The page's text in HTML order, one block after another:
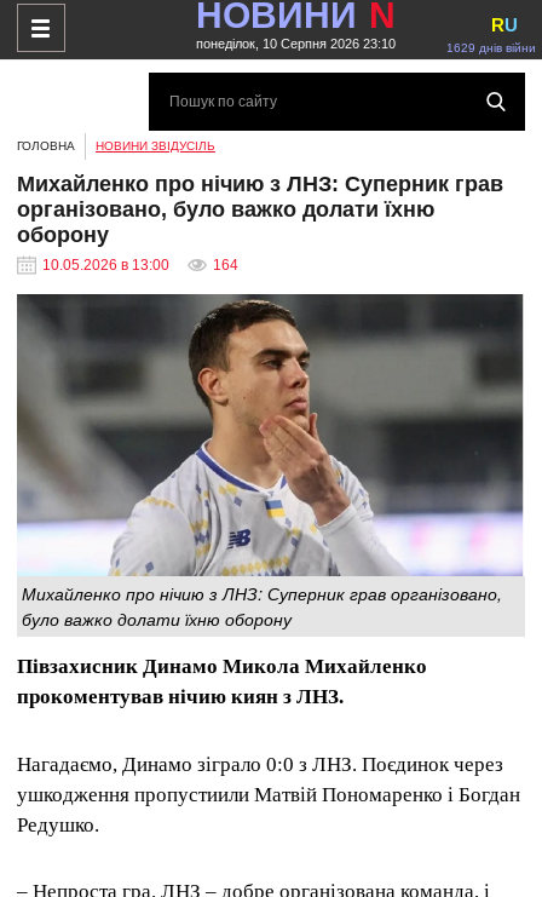
НОВИНИ N
понеділок, 10 Серпня 2026 23:10 1629 днів війни
RU
ГОЛОВНА НОВИНИ ЗВІДУСІЛЬ
Михайленко про нічию з ЛНЗ: Суперник грав
організовано, було важко долати їхню
оборону
10.05.2026 в 13:00 164
Михайленко про нічию з ЛНЗ: Суперник грав організовано,
було важко долати їхню оборону
Півзахисник Динамо Микола Михайленко
прокоментував нічию киян з ЛНЗ.
Нагадаємо, Динамо зіграло 0:0 з ЛНЗ. Поєдинок через
ушкодження пропустиили Матвій Пономаренко і Богдан
Редушко.
– Непроста гра. ЛНЗ – добре організована команда, і